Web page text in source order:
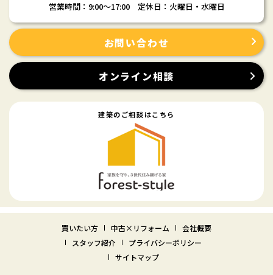
営業時間：9:00〜17:00 定休日：火曜日・水曜日
お問い合わせ
オンライン相談
建築のご相談はこちら
買いたい方 中古×リフォーム
会社概要
スタッフ紹介
プライバシーポリシー
サイトマップ